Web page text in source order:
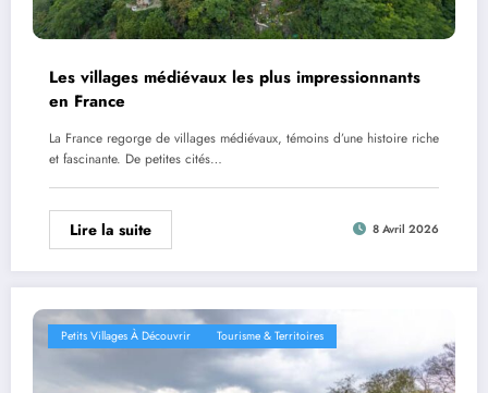
Les villages médiévaux les plus impressionnants
en France
La France regorge de villages médiévaux, témoins d’une histoire riche
et fascinante. De petites cités…
Lire la suite 8 Avril 2026
Petits Villages À Découvrir Tourisme & Territoires